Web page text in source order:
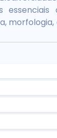
morfologia,